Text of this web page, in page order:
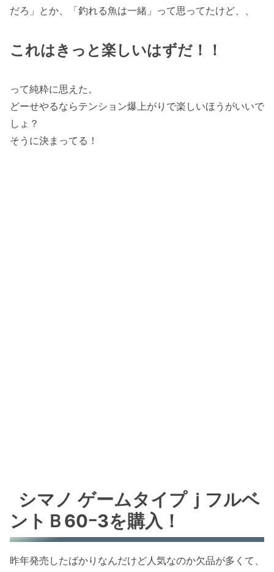
だろ」とか、「釣れる魚は一緒」って思ってたけど、、
これはきっと楽しいはずだ！！
って純粋に思えた。
どーせやるならテンション爆上がりで楽しいほうがいいで
しょ？
そうに決まってる！
シマノ ゲームタイプｊフルベ
ントＢ60ｰ3を購入！
昨年発売したばかりなんだけど人気なのか欠品が多くて、